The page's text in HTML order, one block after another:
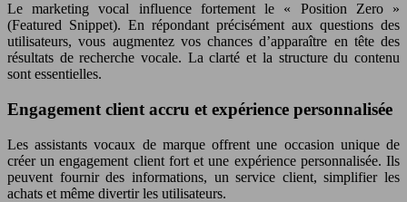
Le marketing vocal influence fortement le « Position Zero »
(Featured Snippet). En répondant précisément aux questions des
utilisateurs, vous augmentez vos chances d’apparaître en tête des
résultats de recherche vocale. La clarté et la structure du contenu
sont essentielles.
Engagement client accru et expérience personnalisée
Les assistants vocaux de marque offrent une occasion unique de
créer un engagement client fort et une expérience personnalisée. Ils
peuvent fournir des informations, un service client, simplifier les
achats et même divertir les utilisateurs.